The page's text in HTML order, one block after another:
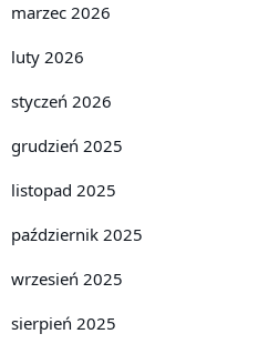
marzec 2026
luty 2026
styczeń 2026
grudzień 2025
listopad 2025
październik 2025
wrzesień 2025
sierpień 2025